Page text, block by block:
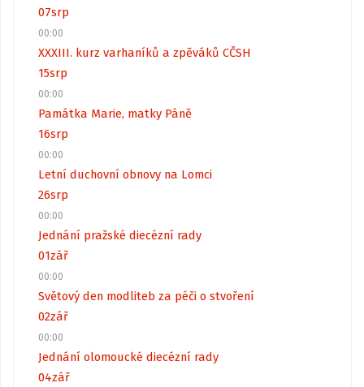
07srp
00:00
XXXIII. kurz varhaníků a zpěváků CČSH
15srp
00:00
Památka Marie, matky Páně
16srp
00:00
Letní duchovní obnovy na Lomci
26srp
00:00
Jednání pražské diecézní rady
01zář
00:00
Světový den modliteb za péči o stvoření
02zář
00:00
Jednání olomoucké diecézní rady
04zář